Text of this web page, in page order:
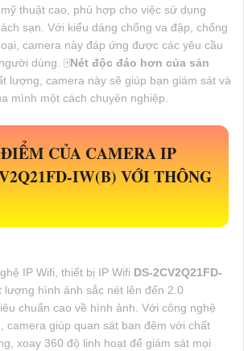
thuật cao, phù hợp cho việc sử dụng
sạn. Với kiểu dáng chống va đập, chống
camera này đáp ứng được các yêu cầu
dùng. 🀄Nét độc đáo hơn của sản
lượng, camera này sẽ giúp bạn giám sát và
mình một cách chuyên nghiệp.
CỦA CAMERA IP
IW(B) VỚI THÔNG
IP Wifi, thiết bị IP Wifi DS-2CV2Q21FD-
lượng hình ảnh sắc nét lên đến 2.0
chuẩn cao về hình ảnh. Với công nghệ
camera giúp quan sát ban đêm với chất
xoay 360 độ linh hoạt để giám sát mọi